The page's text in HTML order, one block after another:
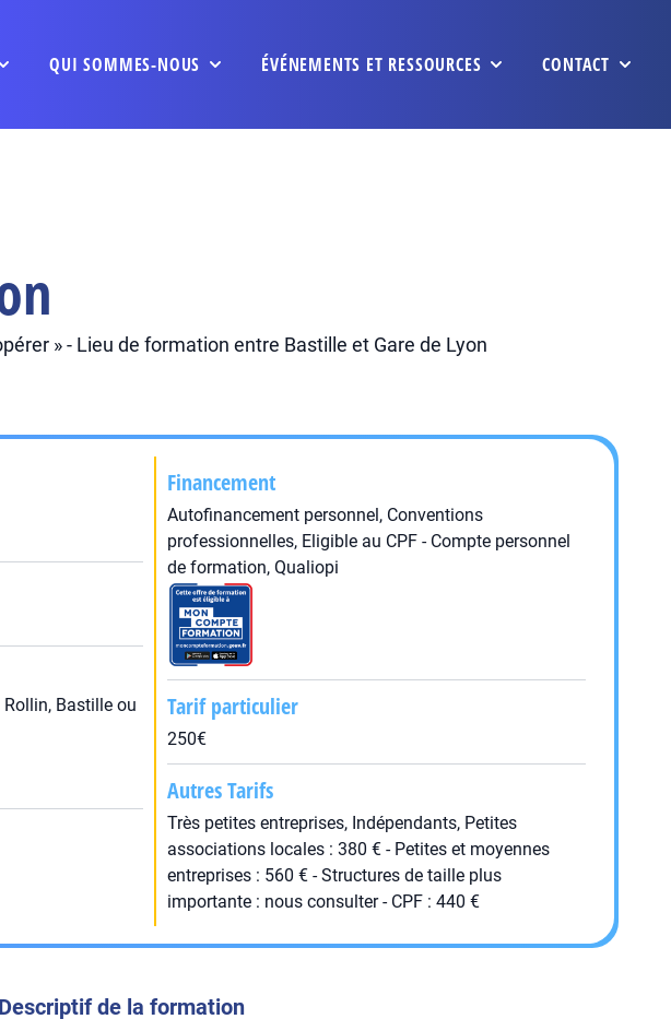
QUI SOMMES-NOUS ÉVÉNEMENTS ET RESSOURCES CONTACT
» - Lieu de formation entre Bastille et Gare de Lyon
Bastille ou
Financement
Autofinancement personnel, Conventions
professionnelles, Eligible au CPF - Compte personnel
de formation, Qualiopi
Tarif particulier
250€
Autres Tarifs
Très petites entreprises, Indépendants, Petites
associations locales : 380 € - Petites et moyennes
entreprises : 560 € - Structures de taille plus
importante : nous consulter - CPF : 440 €
Descriptif de la formation